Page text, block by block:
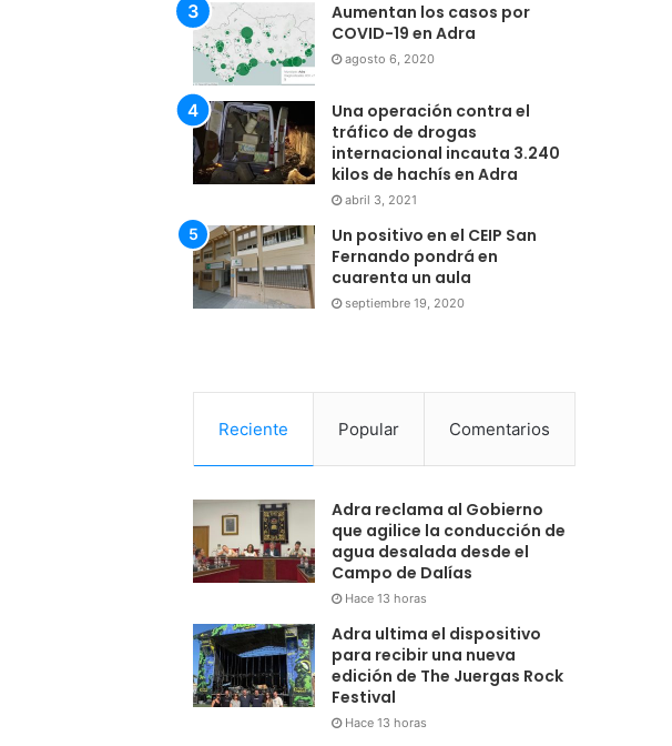
Aumentan los casos por
COVID-19 en Adra
agosto 6, 2020
Una operación contra el
tráfico de drogas
internacional incauta 3.240
kilos de hachís en Adra
abril 3, 2021
Un positivo en el CEIP San
Fernando pondrá en
cuarenta un aula
septiembre 19, 2020
Reciente Popular Comentarios
Adra reclama al Gobierno
que agilice la conducción de
agua desalada desde el
Campo de Dalías
Hace 13 horas
Adra ultima el dispositivo
para recibir una nueva
edición de The Juergas Rock
Festival
Hace 13 horas